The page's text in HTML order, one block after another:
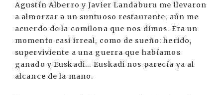
Agustín Alberro y Javier Landaburu me llevaron
a almorzar a un suntuoso restaurante, aún me
acuerdo de la comilona que nos dimos. Era un
momento casi irreal, como de sueño: herido,
superviviente a una guerra que habíamos
ganado y Euskadi… Euskadi nos parecía ya al
alcance de la mano.